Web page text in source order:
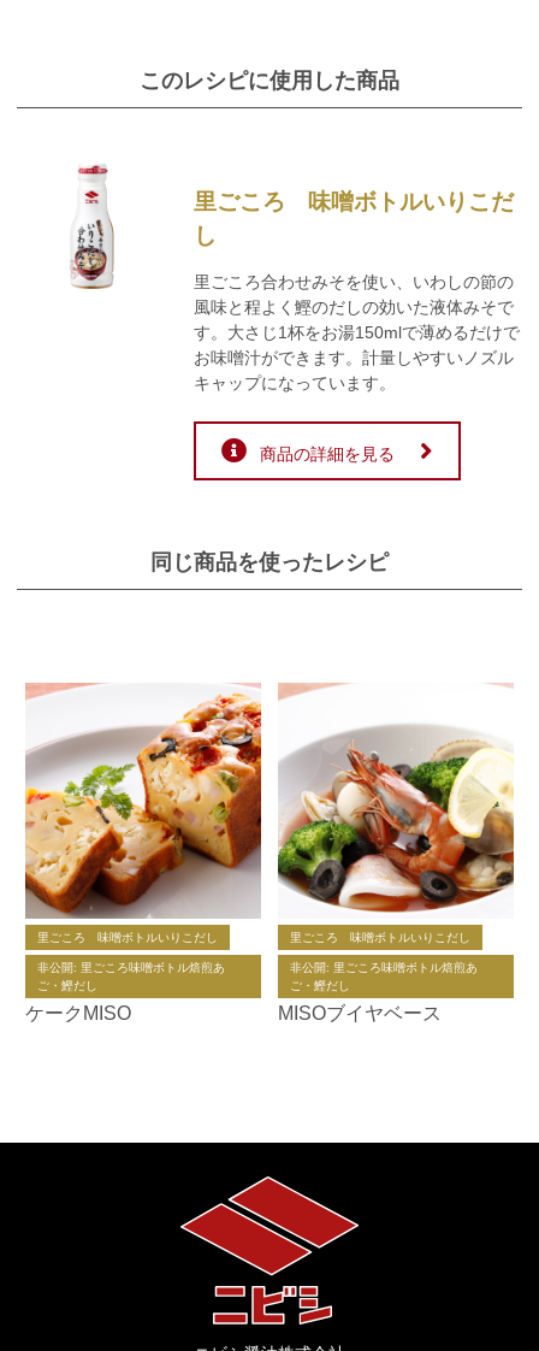
このレシピに使用した商品
里ごころ 味噌ボトルいりこだ
し
里ごころ合わせみそを使い、いわしの節の
風味と程よく鰹のだしの効いた液体みそで
す。大さじ1杯をお湯150mlで薄めるだけで
お味噌汁ができます。計量しやすいノズル
キャップになっています。
商品の詳細を見る
同じ商品を使ったレシピ
里ごころ 味噌ボトルいりこだし
非公開: 里ごころ味噌ボトル焙煎あ
ご・鰹だし
ケークMISO
里ごころ 味噌ボトルいりこだし
非公開: 里ごころ味噌ボトル焙煎あ
ご・鰹だし
MISOブイヤベース